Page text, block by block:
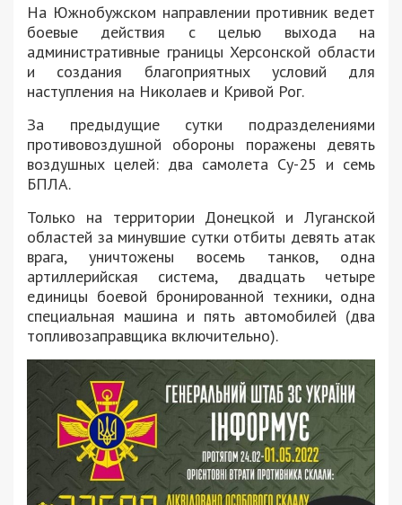
На Южнобужском направлении противник ведет
боевые действия с целью выхода на
административные границы Херсонской области
и создания благоприятных условий для
наступления на Николаев и Кривой Рог.
За предыдущие сутки подразделениями
противовоздушной обороны поражены девять
воздушных целей: два самолета Су-25 и семь
БПЛА.
Только на территории Донецкой и Луганской
областей за минувшие сутки отбиты девять атак
врага, уничтожены восемь танков, одна
артиллерийская система, двадцать четыре
единицы боевой бронированной техники, одна
специальная машина и пять автомобилей (два
топливозаправщика включительно).